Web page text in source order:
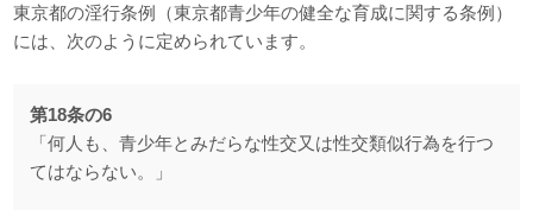
東京都の淫行条例（東京都青少年の健全な育成に関する条例）
には、次のように定められています。
第18条の6
「何人も、青少年とみだらな性交又は性交類似行為を行つ
てはならない。」